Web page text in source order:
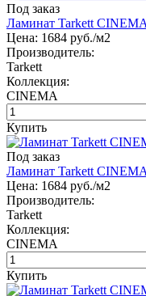
Под заказ
Ламинат Tarkett
Цена: 1684 руб./м2
Производитель:
Tarkett
Коллекция:
CINEMA
Купить
Под заказ
Ламинат Tarkett
Цена: 1684 руб./м2
Производитель:
Tarkett
Коллекция:
CINEMA
Купить